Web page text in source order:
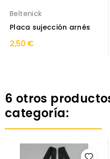
Beltenick
Placa sujección arnés
2,50 €
6 otros
categoría: